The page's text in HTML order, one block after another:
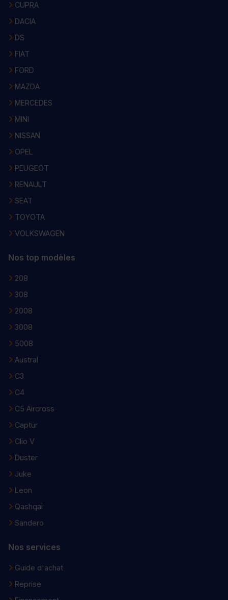
CUPRA
DACIA
DS
FIAT
FORD
MAZDA
MERCEDES
MINI
NISSAN
OPEL
PEUGEOT
RENAULT
SEAT
TOYOTA
VOLKSWAGEN
Nos top modèles
208
308
2008
3008
5008
Austral
C3
C4
C5 Aircross
Captur
Clio V
Duster
Juke
Leon
Qashqai
Sandero
Nos services
Guide d'achat
Reprise